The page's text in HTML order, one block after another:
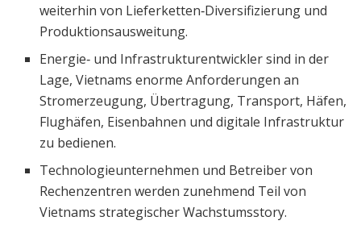
weiterhin von Lieferketten‑Diversifizierung und
Produktionsausweitung.
Energie‑ und Infrastrukturentwickler sind in der
Lage, Vietnams enorme Anforderungen an
Stromerzeugung, Übertragung, Transport, Häfen,
Flughäfen, Eisenbahnen und digitale Infrastruktur
zu bedienen.
Technologieunternehmen und Betreiber von
Rechenzentren werden zunehmend Teil von
Vietnams strategischer Wachstumsstory.